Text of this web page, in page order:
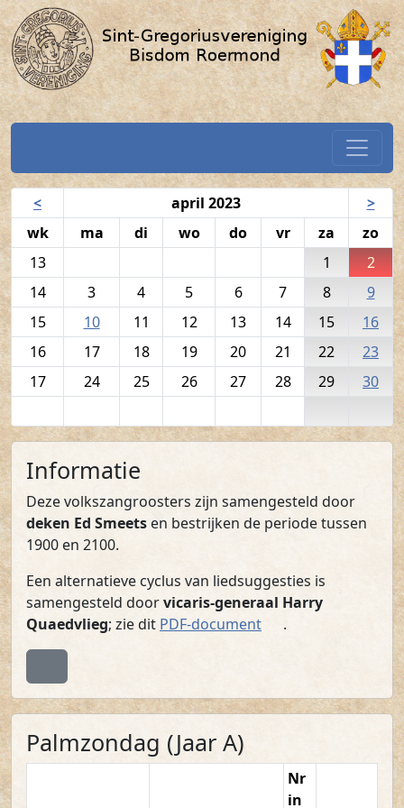
Spring naar hoofdtekst
Volkszang - 2 april 2023 / SGV-
Navigatiekalender
< april 2023
>
wk
ma di wo do vr za
zo
13
1
2
14
3 4 5 6 7 8
9
15
10 11 12 13 14 15
16
16
17 18 19 20 21 22
23
17
24 25 26 27 28 29 30
Informatie
Deze volkszangroosters zijn samengesteld door
deken Ed Smeetsen bestrijken de periode tussen
1900 en 2100.
Een alternatieve cyclus van liedsuggesties is
samengesteld doorvicaris-generaal Harry
Quaedvlieg; zie dit PDF-document(PDF).
Palmzondag (Jaar A)
Nr
in